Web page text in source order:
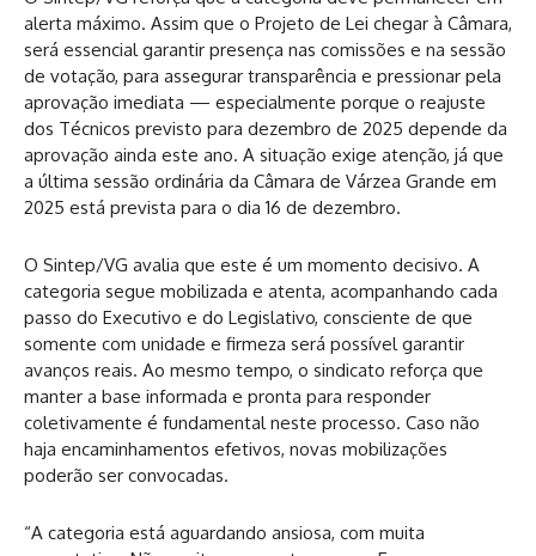
alerta máximo. Assim que o Projeto de Lei chegar à Câmara,
será essencial garantir presença nas comissões e na sessão
de votação, para assegurar transparência e pressionar pela
aprovação imediata — especialmente porque o reajuste
dos Técnicos previsto para dezembro de 2025 depende da
aprovação ainda este ano. A situação exige atenção, já que
a última sessão ordinária da Câmara de Várzea Grande em
2025 está prevista para o dia 16 de dezembro.
O Sintep/VG avalia que este é um momento decisivo. A
categoria segue mobilizada e atenta, acompanhando cada
passo do Executivo e do Legislativo, consciente de que
somente com unidade e firmeza será possível garantir
avanços reais. Ao mesmo tempo, o sindicato reforça que
manter a base informada e pronta para responder
coletivamente é fundamental neste processo. Caso não
haja encaminhamentos efetivos, novas mobilizações
poderão ser convocadas.
“A categoria está aguardando ansiosa, com muita